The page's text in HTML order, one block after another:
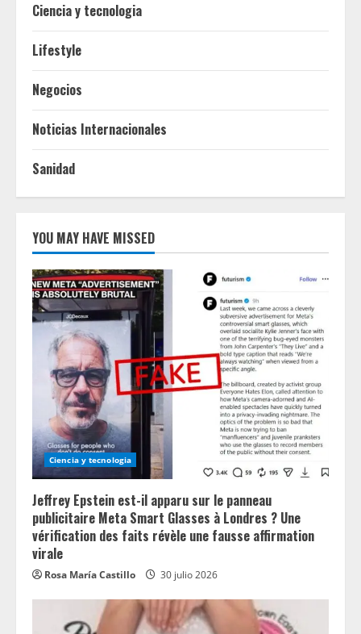
Ciencia y tecnologia
Lifestyle
Negocios
Noticias Internacionales
Sanidad
YOU MAY HAVE MISSED
Ciencia y tecnologia
Jeffrey Epstein est-il apparu sur le panneau
publicitaire Meta Smart Glasses à Londres ? Une
vérification des faits révèle une fausse affirmation
virale
Rosa María Castillo 30 julio 2026